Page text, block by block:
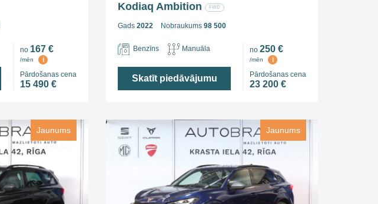
no 167 €
/mēn
i
Pārdošanas cena
15 490 €
Kodiaq Ambition
FWD
Gads 2022 Nobraukums 98 500
Benzīns Manuāla
Skatīt piedāvājumu
no 250 €
/mēn
i
Pārdošanas cena
23 200 €
Jaunums Jaunums